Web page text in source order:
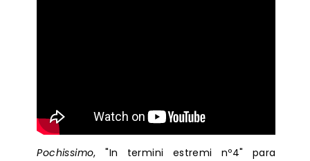
Pochissimo, "In termini estremi nº4" para